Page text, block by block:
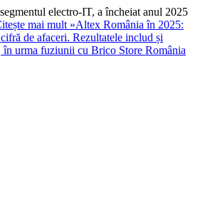
electro-IT, a încheiat anul 2025
mai mult »Altex România în 2025:
de afaceri. Rezultatele includ și
urma fuziunii cu Brico Store România